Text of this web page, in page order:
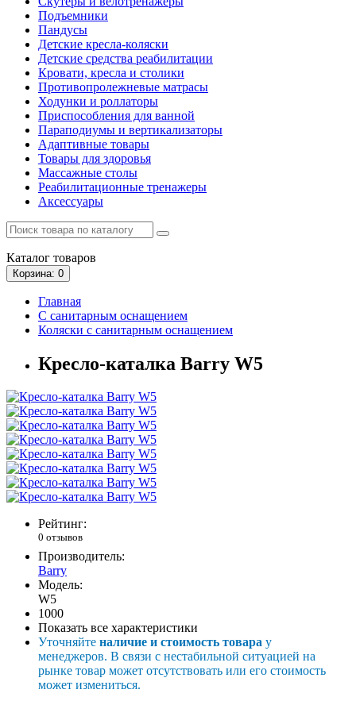
Подъемники
Пандусы
Детские кресла-коляски
Детские средства реабилитации
Кровати, кресла и столики
Противопролежневые матрасы
Ходунки и роллаторы
Приспособления для ванной
Параподиумы и вертикализаторы
Адаптивные товары
Товары для здоровья
Массажные столы
Реабилитационные тренажеры
Аксессуары
Каталог товаров
Корзина: 0
Главная
С санитарным оснащением
Коляски с санитарным оснащением
Кресло-каталка Barry W5
Рейтинг:
0 отзывов
Производитель:
Barry
Модель:
W5
1000
Показать все характеристики
Уточняйте наличие и стоимость товара у
менеджеров. В связи с нестабильной ситуацией на
рынке товар может отсутствовать или его стоимость
может измениться.